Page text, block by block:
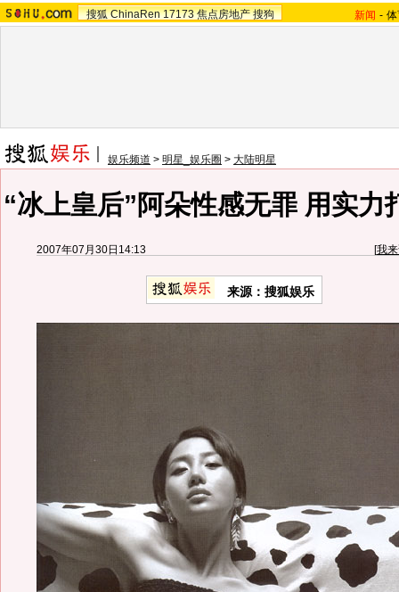
搜狐 ChinaRen 17173 焦点房地产 搜狗 新闻 -
娱乐频道 > 明星_娱乐圈 > 大陆明星
“冰上皇后”阿朵性感无罪 用实力
2007年07月30日14:13 [我
来源：搜狐娱乐